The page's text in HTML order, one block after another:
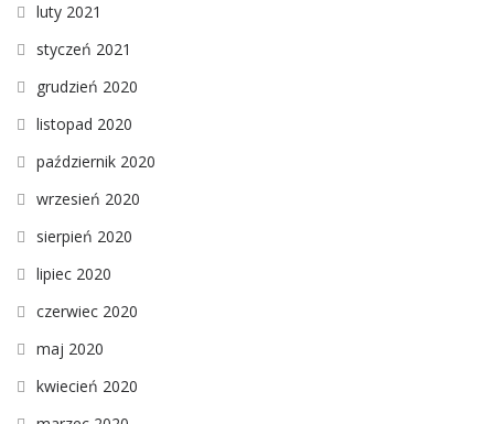
luty 2021
styczeń 2021
grudzień 2020
listopad 2020
październik 2020
wrzesień 2020
sierpień 2020
lipiec 2020
czerwiec 2020
maj 2020
kwiecień 2020